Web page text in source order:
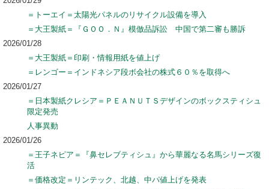
＝トーエイ＝太陽光パネルのリサイクル設備を導入
＝大王製紙＝『ＧＯＯ．Ｎ』模倣品訴訟 中国で第二審も勝訴
2026/01/28
＝大王製紙＝印刷・情報用紙を値上げ
＝レンゴー＝インドネシア段ボ会社の株式６０％を取得へ
2026/01/27
＝日本製紙クレシア＝ＰＥＡＮＵＴＳデザインのボックスティシュ
限定発売
人事異動
2026/01/26
＝王子ネピア＝『鼻セレブティシュ』から華麗なる名馬シリーズ復
活
＝価格改定＝リンテック、北越、中パ値上げを発表